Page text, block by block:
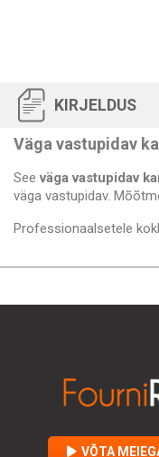
KIRJELDUS
Väga vastupidav
Seeväga vastupidav
väga vastupidav.
Professionaalsetele
VÕTA